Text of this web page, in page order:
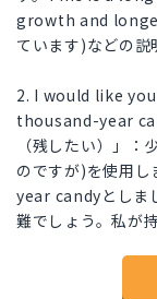
growth and
ています)などの説
2. I would like
thousand-year
（残したい）」
のですが)を使用
year candyとしま
難でしょう。私が